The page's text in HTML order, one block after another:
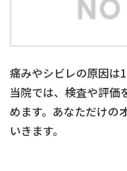
痛みやシビレの原因は1
当院では、検査や評価
めます。あなただけの
いきます。